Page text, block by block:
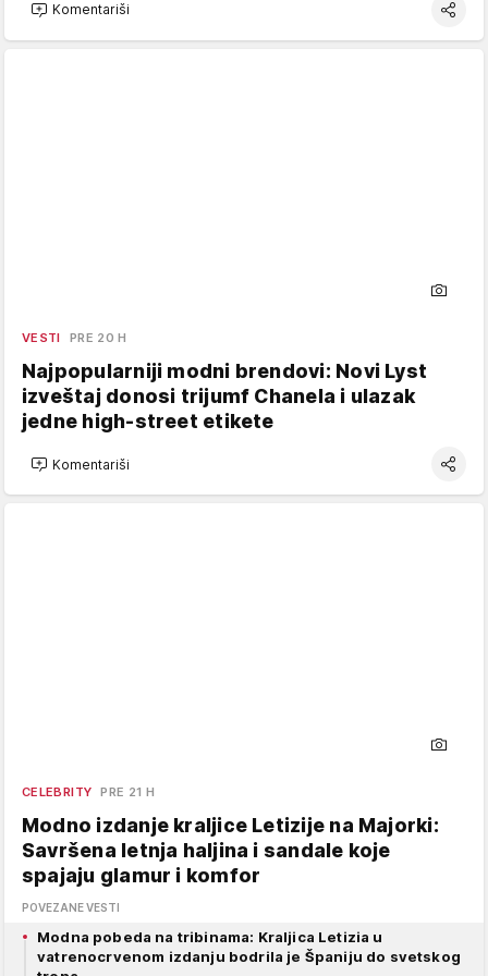
Komentariši
VESTI PRE 20 H
Najpopularniji modni brendovi: Novi Lyst
izveštaj donosi trijumf Chanela i ulazak
jedne high-street etikete
Komentariši
CELEBRITY PRE 21 H
Modno izdanje kraljice Letizije na Majorki:
Savršena letnja haljina i sandale koje
spajaju glamur i komfor
POVEZANE VESTI
Modna pobeda na tribinama: Kraljica Letizia u
vatrenocrvenom izdanju bodrila je Španiju do svetskog